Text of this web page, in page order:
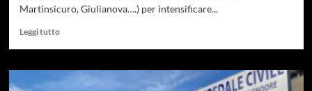
Martinsicuro, Giulianova….) per intensificare...
Leggi tuttoLeggi
su
Referendum